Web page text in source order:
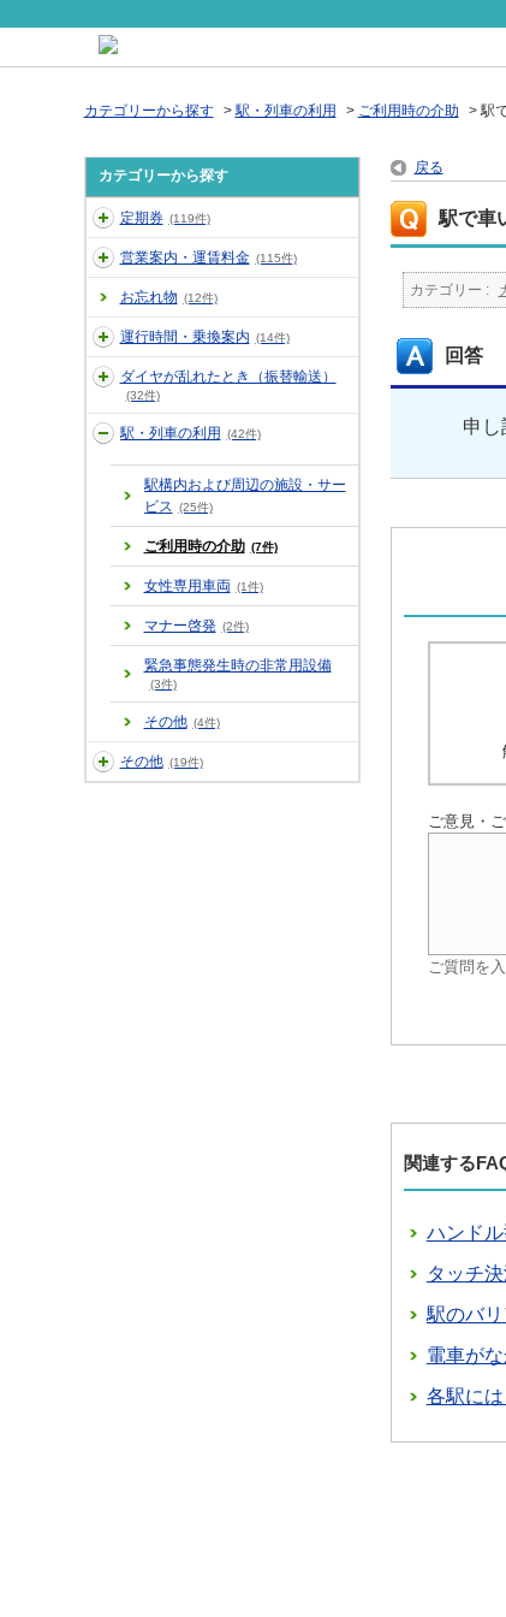
カテゴリーから探す >駅・列車の利用 > ご利用時の介助 >駅
カテゴリーから探す
定期券 (119件)
営業案内・運賃料金 (115件)
お忘れ物 (12件)
運行時間・乗換案内 (14件)
ダイヤが乱れたとき（振替輸送）
(32件)
駅・列車の利用 (42件)
駅構内および周辺の施設・サー
ビス (25件)
ご利用時の介助 (7件)
女性専用車両 (1件)
マナー啓発 (2件)
緊急事態発生時の非常用設備
(3件)
その他 (4件)
その他 (19件)
戻る
駅で車
カテゴリー :
回答
申し
ご意見・
ご質問を
関連する
ハンド
タッチ
駅のバ
電車が
各駅に